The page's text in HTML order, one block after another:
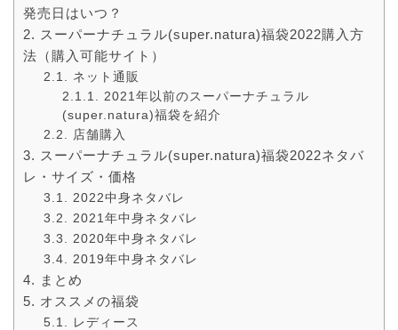
発売日はいつ？
スーパーナチュラル(super.natura)福袋2022購入方
法（購入可能サイト）
ネット通販
2021年以前のスーパーナチュラル
(super.natura)福袋を紹介
店舗購入
スーパーナチュラル(super.natura)福袋2022ネタバ
レ・サイズ・価格
2022中身ネタバレ
2021年中身ネタバレ
2020年中身ネタバレ
2019年中身ネタバレ
まとめ
オススメの福袋
レディース